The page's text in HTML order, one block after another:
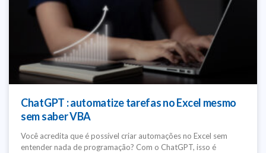
ChatGPT : automatize tarefas no Excel mesmo
sem saber VBA
Você acredita que é possível criar automações no Excel sem
entender nada de programação? Com o ChatGPT, isso é